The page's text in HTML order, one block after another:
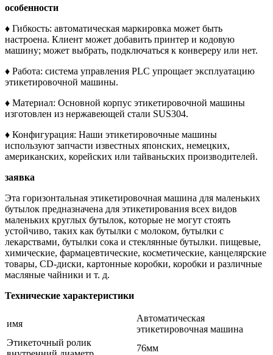
особенности
♦ Гибкость: автоматическая маркировка может быть
настроена. Клиент может добавить принтер и кодовую
машину; может выбрать, подключаться к конвереру или нет.
♦ Работа: система управления PLC упрощает эксплуатацию
этикетировочной машины.
♦ Материал: Основной корпус этикетировочной машины
изготовлен из нержавеющей стали SUS304.
♦ Конфигурация: Наши этикетировочные машины
используют запчасти известных японских, немецких,
американских, корейских или тайваньских производителей.
заявка
Эта горизонтальная этикетировочная машина для маленьких
бутылок предназначена для этикетирования всех видов
маленьких круглых бутылок, которые не могут стоять
устойчиво, таких как бутылки с молоком, бутылки с
лекарствами, бутылки сока и стеклянные бутылки. пищевые,
химические, фармацевтические, косметические, канцелярские
товары, CD-диски, картонные коробки, коробки и различные
масляные чайники и т. д.
Технические характеристики
имя
Автоматическая
этикетировочная машина
Этикеточный ролик
76мм